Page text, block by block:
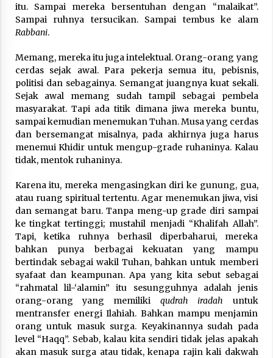
itu. Sampai mereka bersentuhan dengan “malaikat”.
Sampai ruhnya tersucikan. Sampai tembus ke alam
Rabbani.
Memang, mereka itu juga intelektual. Orang-orang yang
cerdas sejak awal. Para pekerja semua itu, pebisnis,
politisi dan sebagainya. Semangat juangnya kuat sekali.
Sejak awal memang sudah tampil sebagai pembela
masyarakat. Tapi ada titik dimana jiwa mereka buntu,
sampai kemudian menemukan Tuhan. Musa yang cerdas
dan bersemangat misalnya, pada akhirnya juga harus
menemui Khidir untuk mengup-grade ruhaninya. Kalau
tidak, mentok ruhaninya.
Karena itu, mereka mengasingkan diri ke gunung, gua,
atau ruang spiritual tertentu. Agar menemukan jiwa, visi
dan semangat baru. Tanpa meng-up grade diri sampai
ke tingkat tertinggi; mustahil menjadi “Khalifah Allah”.
Tapi, ketika ruhnya berhasil diperbaharui, mereka
bahkan punya berbagai kekuatan yang mampu
bertindak sebagai wakil Tuhan, bahkan untuk memberi
syafaat dan keampunan. Apa yang kita sebut sebagai
“rahmatal lil-‘alamin” itu sesungguhnya adalah jenis
orang-orang yang memiliki qudrah iradah untuk
mentransfer energi Ilahiah. Bahkan mampu menjamin
orang untuk masuk surga. Keyakinannya sudah pada
level “Haqq”. Sebab, kalau kita sendiri tidak jelas apakah
akan masuk surga atau tidak, kenapa rajin kali dakwah